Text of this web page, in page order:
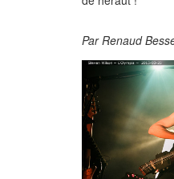
Par Renaud